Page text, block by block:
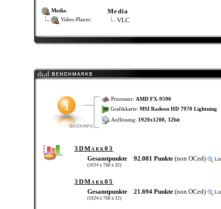
Media: Media
Video-Player: VLC
Prozessor: AMD FX-9590
Grafikkarte: MSI Radeon HD 7970 Lightning
Auflösung: 1920x1200, 32bit
3DMark03
Gesamtpunkte
(1024 x 768 x 32)
92.081 Punkte (non OCed)
3DMark05
Gesamtpunkte
(1024 x 768 x 32)
21.694 Punkte (non OCed)